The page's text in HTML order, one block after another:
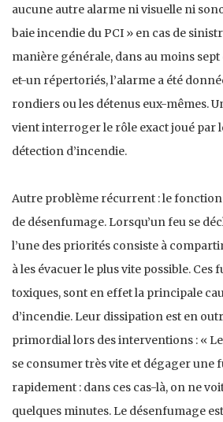
aucune autre alarme ni visuelle ni
baie incendie du PCI » en cas de
manière générale, dans au moins
et-un répertoriés, l’alarme a été
rondiers ou les détenus eux-mêmes.
vient interroger le rôle exact joué par
détection d’incendie.
Autre problème récurrent : le
de désenfumage. Lorsqu’un feu se
l’une des priorités consiste à
à les évacuer le plus vite possible. Ces
toxiques, sont en effet la principale
d’incendie. Leur dissipation est en
primordial lors des interventions : «
se consumer très vite et dégager une
rapidement : dans ces cas-là, on ne
quelques minutes. Le désenfumage